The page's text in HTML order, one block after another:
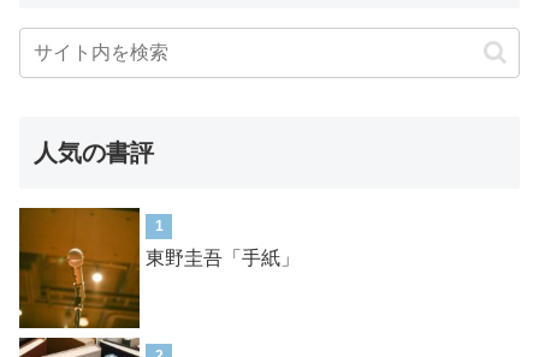
人気の書評
1
東野圭吾「手紙」